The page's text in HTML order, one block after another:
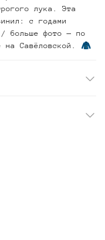
лука.
Эта
с годами
/ больше фото — по
на Савёловской. 🧥​